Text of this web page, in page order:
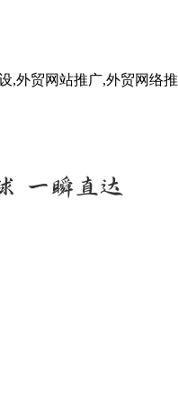
,外贸网站推广,外贸网络